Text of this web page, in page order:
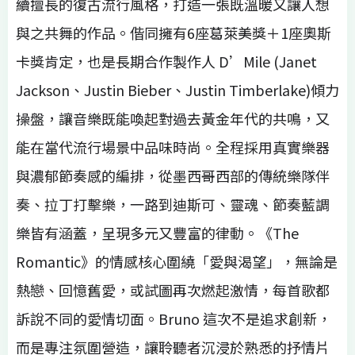
與之共舞的作品。偕同擁有6座葛萊美獎＋1座奧斯
卡獎肯定，也是長期合作製作人 D’Mile (Janet
Jackson、Justin Bieber、Justin Timberlake)傾力
操盤，讓音樂既能喚起對過去黃金年代的共鳴，又
能在當代流行場景中品味時尚。全程採用真實樂器
與濃郁節奏感的編排，從墨西哥西部的傳統樂隊伴
奏、拉丁打擊樂，一路到迪斯可、靈魂、節奏藍調
樂皆有涵蓋，呈現多元又豐富的律動。《The
Romantic》的情感核心圍繞「愛與渴望」，無論是
熱戀、回憶舊愛，或試圖再次燃起激情，每首歌都
訴說不同的愛情切面。Bruno 這次不是追求創新，
而是專注氛圍營造，讓聆聽者沉浸於熟悉的抒情片